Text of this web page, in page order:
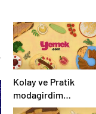
Kolay ve Pratik
modagirdim
Tarifleri –